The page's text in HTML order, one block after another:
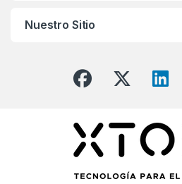
Nuestro Sitio